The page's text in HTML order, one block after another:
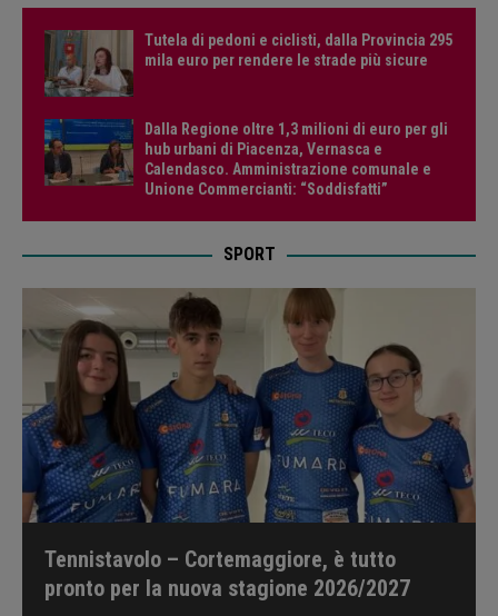
Tutela di pedoni e ciclisti, dalla Provincia 295
mila euro per rendere le strade più sicure
Dalla Regione oltre 1,3 milioni di euro per gli
hub urbani di Piacenza, Vernasca e
Calendasco. Amministrazione comunale e
Unione Commercianti: “Soddisfatti”
SPORT
Tennistavolo – Cortemaggiore, è tutto
pronto per la nuova stagione 2026/2027